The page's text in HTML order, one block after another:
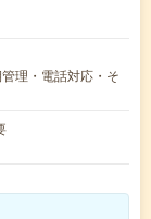
理・電話対応・そ